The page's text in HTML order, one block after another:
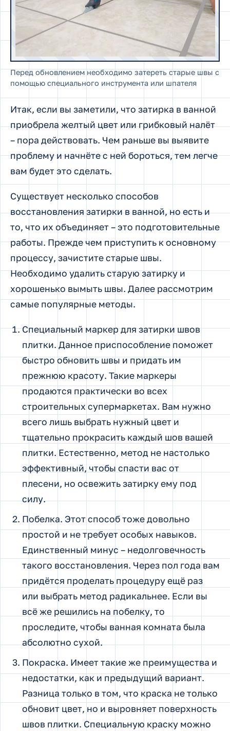
Перед обновлением необходимо затереть старые швы с
помощью специального инструмента или шпателя
Итак, если вы заметили, что затирка в ванной
приобрела желтый цвет или грибковый налёт
– пора действовать. Чем раньше вы выявите
проблему и начнёте с ней бороться, тем легче
вам будет это сделать.
Существует несколько способов
восстановления затирки в ванной, но есть и
то, что их объединяет – это подготовительные
работы. Прежде чем приступить к основному
процессу, зачистите старые швы.
Необходимо удалить старую затирку и
хорошенько вымыть швы. Далее рассмотрим
самые популярные методы.
Специальный маркер для затирки швов
плитки. Данное приспособление поможет
быстро обновить швы и придать им
прежнюю красоту. Такие маркеры
продаются практически во всех
строительных супермаркетах. Вам нужно
всего лишь выбрать нужный цвет и
тщательно прокрасить каждый шов вашей
плитки. Естественно, метод не настолько
эффективный, чтобы спасти вас от
плесени, но освежить затирку ему под
силу.
Побелка. Этот способ тоже довольно
простой и не требует особых навыков.
Единственный минус – недолговечность
такого восстановления. Через пол года вам
придётся проделать процедуру ещё раз
или выбрать метод радикальнее. Если вы
всё же решились на побелку, то
проследите, чтобы ванная комната была
абсолютно сухой.
Покраска. Имеет такие же преимущества и
недостатки, как и предыдущий вариант.
Разница только в том, что краска не только
обновит цвет, но и выровняет поверхность
швов плитки. Специальную краску можно